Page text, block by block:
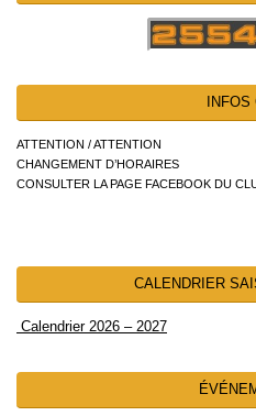
ATTENTION / ATTENTION
CHANGEMENT D’HORAIRES
CONSULTER LA PAGE FACEBOOK DU
CALENDRIER
Calendrier 2026 – 2027